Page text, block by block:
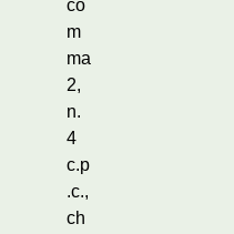
co
m
ma
2,
n.
4
c.p
.c.,
ch